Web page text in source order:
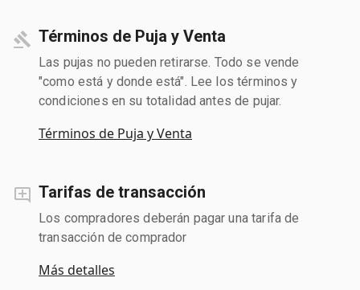
Términos de Puja y Venta
Las pujas no pueden retirarse. Todo se vende
"como está y donde está". Lee los términos y
condiciones en su totalidad antes de pujar.
Términos de Puja y Venta
Tarifas de transacción
Los compradores deberán pagar una tarifa de
transacción de comprador
Más detalles